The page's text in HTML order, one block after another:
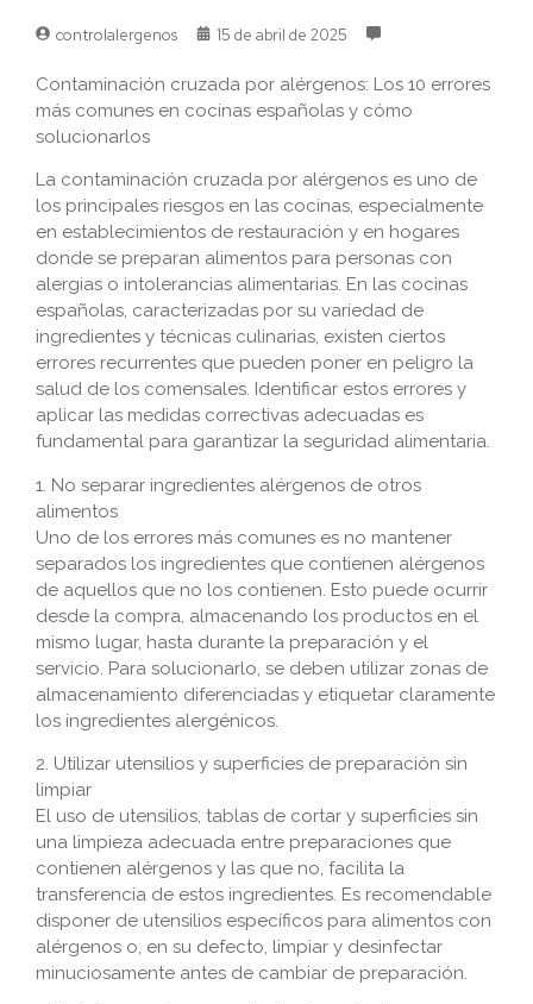
controlalergenos 15 de abril de 2025
Contaminación cruzada por alérgenos: Los 10 errores
más comunes en cocinas españolas y cómo
solucionarlos
La contaminación cruzada por alérgenos es uno de
los principales riesgos en las cocinas, especialmente
en establecimientos de restauración y en hogares
donde se preparan alimentos para personas con
alergias o intolerancias alimentarias. En las cocinas
españolas, caracterizadas por su variedad de
ingredientes y técnicas culinarias, existen ciertos
errores recurrentes que pueden poner en peligro la
salud de los comensales. Identificar estos errores y
aplicar las medidas correctivas adecuadas es
fundamental para garantizar la seguridad alimentaria.
1. No separar ingredientes alérgenos de otros
alimentos
Uno de los errores más comunes es no mantener
separados los ingredientes que contienen alérgenos
de aquellos que no los contienen. Esto puede ocurrir
desde la compra, almacenando los productos en el
mismo lugar, hasta durante la preparación y el
servicio. Para solucionarlo, se deben utilizar zonas de
almacenamiento diferenciadas y etiquetar claramente
los ingredientes alergénicos.
2. Utilizar utensilios y superficies de preparación sin
limpiar
El uso de utensilios, tablas de cortar y superficies sin
una limpieza adecuada entre preparaciones que
contienen alérgenos y las que no, facilita la
transferencia de estos ingredientes. Es recomendable
disponer de utensilios específicos para alimentos con
alérgenos o, en su defecto, limpiar y desinfectar
minuciosamente antes de cambiar de preparación.